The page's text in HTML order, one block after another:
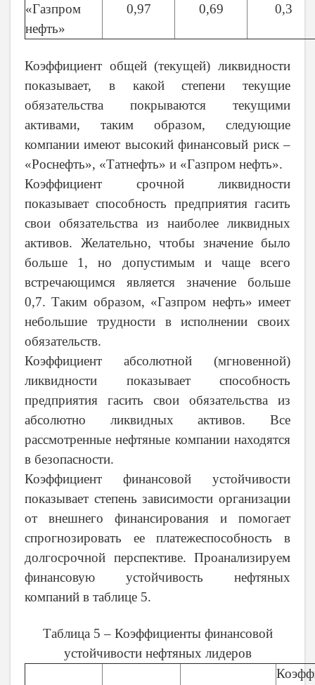
«Газпром
нефть»
0,97 0,69 0,3
Коэффициент общей (текущей) ликвидности
показывает, в какой степени текущие
обязательства покрываются текущими
активами, таким образом, следующие
компании имеют высокий финансовый риск –
«Роснефть», «Татнефть» и «Газпром нефть».
Коэффициент срочной ликвидности
показывает способность предприятия гасить
свои обязательства из наиболее ликвидных
активов. Желательно, чтобы значение было
больше 1, но допустимым и чаще всего
встречающимся является значение больше
0,7. Таким образом, «Газпром нефть» имеет
небольшие трудности в исполнении своих
обязательств.
Коэффициент абсолютной (мгновенной)
ликвидности показывает способность
предприятия гасить свои обязательства из
абсолютно ликвидных активов. Все
рассмотренные нефтяные компании находятся
в безопасности.
Коэффициент финансовой устойчивости
показывает степень зависимости организации
от внешнего финансирования и помогает
спрогнозировать ее платежеспособность в
долгосрочной перспективе. Проанализируем
финансовую устойчивость нефтяных
компаний в таблице 5.
Таблица 5 – Коэффициенты финансовой
устойчивости нефтяных лидеров